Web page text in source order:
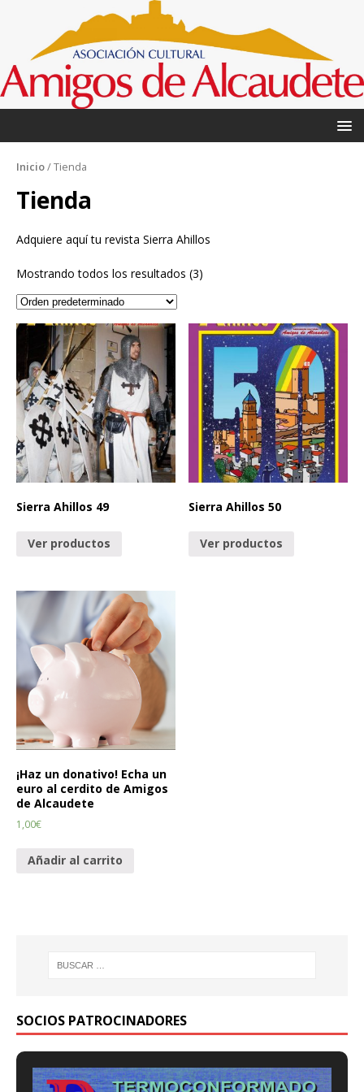
Inicio/ Tienda
Tienda
Adquiere aquí tu revista Sierra Ahillos
Mostrando todos los resultados (3)
Sierra Ahillos 49
Ver productos
Sierra Ahillos 50
Ver productos
¡Haz un donativo! Echa un
euro al cerdito de Amigos
de Alcaudete
1,00€
Añadir al carrito
SOCIOS PATROCINADORES